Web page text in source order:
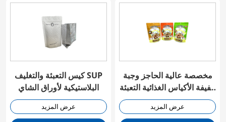
كيس التعبئة والتغليف SUP
البلاستيكية لأوراق الشاي
عرض المزيد
مخصصة عالية الحاجز وجبة
خفيفة الأكياس الغذائية التعبئة
والتغليف
عرض المزيد